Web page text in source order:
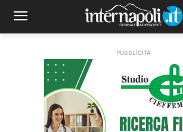
PUBBLICITÀ